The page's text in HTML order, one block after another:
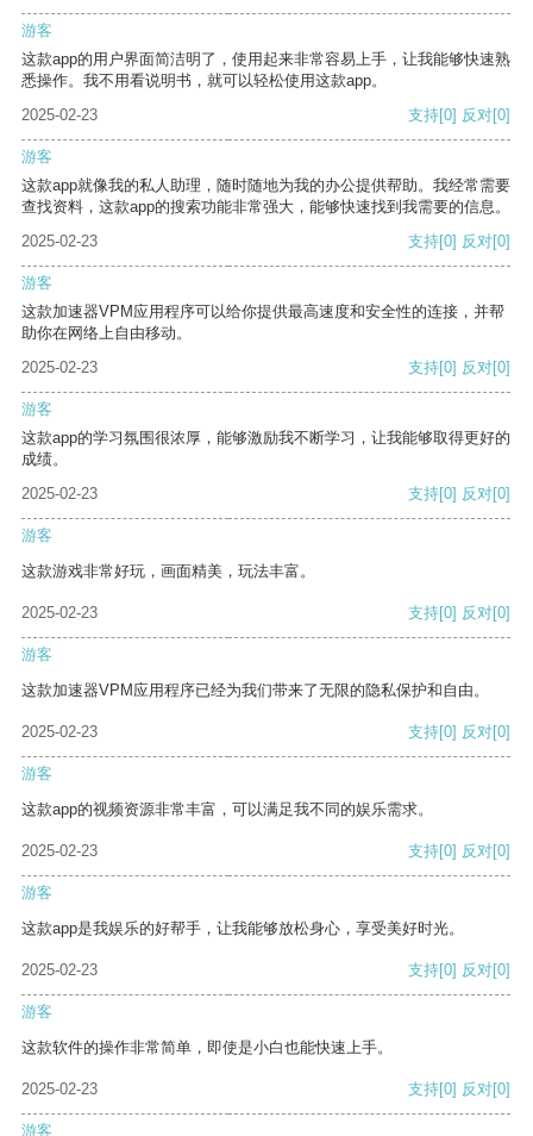
游客
这款app的用户界面简洁明了，使用起来非常容易上手，让我能够快速熟
悉操作。我不用看说明书，就可以轻松使用这款app。
2025-02-23
支持[0] 反对[0]
游客
这款app就像我的私人助理，随时随地为我的办公提供帮助。我经常需要
查找资料，这款app的搜索功能非常强大，能够快速找到我需要的信息。
2025-02-23
支持[0] 反对[0]
游客
这款加速器VPM应用程序可以给你提供最高速度和安全性的连接，并帮
助你在网络上自由移动。
2025-02-23
支持[0] 反对[0]
游客
这款app的学习氛围很浓厚，能够激励我不断学习，让我能够取得更好的
成绩。
2025-02-23
支持[0] 反对[0]
游客
这款游戏非常好玩，画面精美，玩法丰富。
2025-02-23 支持[0] 反对[0]
游客
这款加速器VPM应用程序已经为我们带来了无限的隐私保护和自由。
2025-02-23 支持[0] 反对[0]
游客
这款app的视频资源非常丰富，可以满足我不同的娱乐需求。
2025-02-23 支持[0] 反对[0]
游客
这款app是我娱乐的好帮手，让我能够放松身心，享受美好时光。
2025-02-23 支持[0] 反对[0]
游客
这款软件的操作非常简单，即使是小白也能快速上手。
2025-02-23 支持[0] 反对[0]
游客